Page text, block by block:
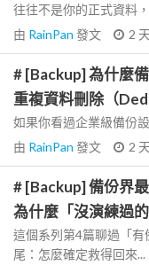
往往不是你的正式資料
由 RainPan 發文 2
# [Backup] 為什麼
重複資料刪除（
如果你看過企業級備份
由 RainPan 發文 2
# [Backup] 備份界
為什麼「沒演練過
這個系列第4篇聊過「
尾：怎麼確定救得回來...